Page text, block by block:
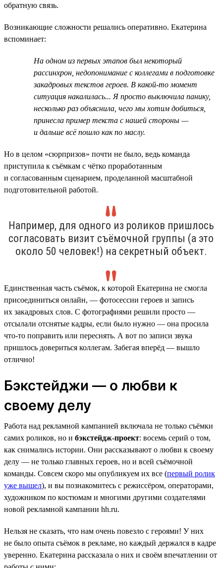
обратную связь.
Возникающие сложности решались оперативно. Екатерина
вспоминает:
На одном из первых этапов был некоторый
рассинхрон, недопонимание с коллегами в подготовке
закадровых текстов героев. В какой-то момент
ситуация накалилась... Я просто выключила панику,
несколько раз объяснила, чего мы хотим добиться,
принесла пример текста с нашей стороны —
и дальше всё пошло как по маслу.
Но в целом «сюрпризов» почти не было, ведь команда
приступила к съёмкам с чётко проработанным
и согласованным сценарием, проделанной масштабной
подготовительной работой.
Например, для одного из роликов пришлось
согласовать визит съёмочной группы (а это
около 50 человек!) на секретный объект.
.
Единственная часть съёмок, к которой Екатерина не смогла
присоединиться онлайн, — фотосессии героев и запись
их закадровых слов. С фотографиями решили просто —
отсылали отснятые кадры, если было нужно — она просила
что-то поправить или переснять. А вот по записи звука
пришлось довериться коллегам. Забегая вперёд — вышло
отлично!
Бэкстейджи — о любви к
своему делу
Работа над рекламной кампанией включала не только съёмки
самих роликов, но и бэкстейдж-проект: восемь серий о том,
как снимались истории. Они рассказывают о любви к своему
делу — не только главных героев, но и всей съёмочной
команды. Совсем скоро мы опубликуем их все (первый ролик
уже вышел), и вы познакомитесь с режиссёром, операторами,
художником по костюмам и многими другими создателями
новой рекламной кампании hh.ru.
Нельзя не сказать, что нам очень повезло с героями! У них
не было опыта съёмок в рекламе, но каждый держался в кадре
уверенно. Екатерина рассказала о них и своём впечатлении от